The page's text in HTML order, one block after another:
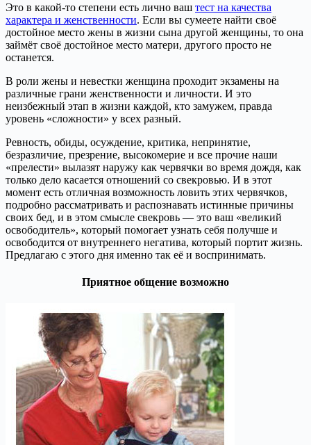
Это в какой-то степени есть лично ваш тест на качества
характера и женственности. Если вы сумеете найти своё
достойное место жены в жизни сына другой женщины, то она
займёт своё достойное место матери, другого просто не
останется.
В роли жены и невестки женщина проходит экзамены на
различные грани женственности и личности. И это
неизбежный этап в жизни каждой, кто замужем, правда
уровень «сложности» у всех разный.
Ревность, обиды, осуждение, критика, непринятие,
безразличие, презрение, высокомерие и все прочие наши
«прелести» вылазят наружу как червячки во время дождя, как
только дело касается отношений со свекровью. И в этот
момент есть отличная возможность ловить этих червячков,
подробно рассматривать и распознавать истинные причины
своих бед, и в этом смысле свекровь — это ваш «великий
освободитель», который помогает узнать себя получше и
освободится от внутреннего негатива, который портит жизнь.
Предлагаю с этого дня именно так её и воспринимать.
Приятное общение возможно